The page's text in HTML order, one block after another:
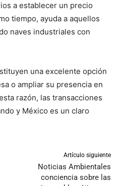
a establecer un precio
tiempo, ayuda a aquellos
naves industriales con
una excelente opción
o ampliar su presencia en
razón, las transacciones
y México es un claro
Artículo siguiente
Noticias Ambientales
conciencia sobre las